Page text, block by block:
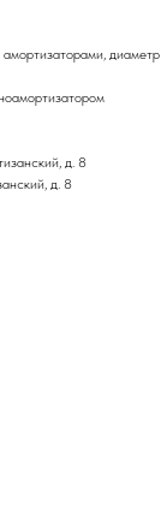
амортизаторами, диаметр
д. 8
д. 8